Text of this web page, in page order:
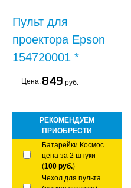
Пульт для
проектора Epson
154720001 *
Цена: 849 руб.
РЕКОМЕНДУЕМ
ПРИОБРЕСТИ
Батарейки Космос
цена за 2 штуки
(100 руб.)
Чехол для пульта